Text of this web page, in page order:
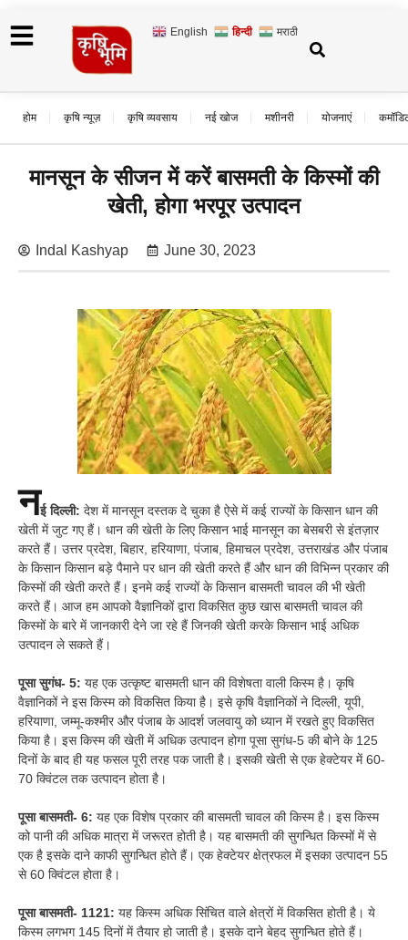
English हिन्दी मराठी
होम कृषि न्यूज़ कृषि व्यवसाय नई खोज मशीनरी योजनाएं
मानसून के सीजन में करें बासमती के किस्मों की
खेती, होगा भरपूर उत्पादन
Indal Kashyap June 30, 2023
नई दिल्ली: देश में मानसून दस्तक दे चुका है ऐसे में कई राज्यों के किसान धान की
खेती में जुट गए हैं। धान की खेती के लिए किसान भाई मानसून का बेसबरी से इंतज़ार
करते हैं। उत्तर प्रदेश, बिहार, हरियाणा, पंजाब, हिमाचल प्रदेश, उत्तराखंड और पंजाब
के किसान किसान बड़े पैमाने पर धान की खेती करते हैं और धान की विभिन्न प्रकार की
किस्मों की खेती करते हैं। इनमे कई राज्यों के किसान बासमती चावल की भी खेती
करते हैं। आज हम आपको वैज्ञानिकों द्वारा विकसित कुछ खास बासमती चावल की
किस्मों के बारे में जानकारी देने जा रहे हैं जिनकी खेती करके किसान भाई अधिक
उत्पादन ले सकते हैं।
पूसा सुगंध- 5: यह एक उत्कृष्ट बासमती धान की विशेषता वाली किस्म है। कृषि
वैज्ञानिकों ने इस किस्म को विकसित किया है। इसे कृषि वैज्ञानिकों ने दिल्ली, यूपी,
हरियाणा, जम्मू-कश्मीर और पंजाब के आदर्श जलवायु को ध्यान में रखते हुए विकसित
किया है। इस किस्म की खेती में अधिक उत्पादन होगा पूसा सुगंध-5 की बोने के 125
दिनों के बाद ही यह फसल पूरी तरह पक जाती है। इसकी खेती से एक हेक्टेयर में 60-
70 क्विंटल तक उत्पादन होता है।
पूसा बासमती- 6: यह एक विशेष प्रकार की बासमती चावल की किस्म है। इस किस्म
को पानी की अधिक मात्रा में जरूरत होती है। यह बासमती की सुगन्धित किस्मों में से
एक है इसके दाने काफी सुगन्धित होते हैं। एक हेक्टेयर क्षेत्रफल में इसका उत्पादन 55
से 60 क्विंटल होता है।
पूसा बासमती- 1121: यह किस्म अधिक सिंचित वाले क्षेत्रों में विकसित होती है। ये
किस्म लगभग 145 दिनों में तैयार हो जाती है। इसके दाने बेहद सुगन्धित होते हैं।